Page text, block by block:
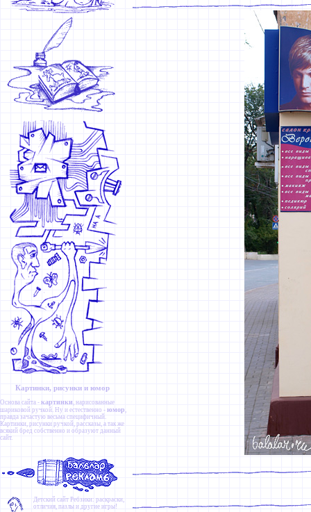
Картинки, рисунки и юмор
Основа сайта - картинки , нарисованные
шариковой ручкой. Ну и естественно - юмор ,
правда зачастую весьма специфичный.
Картинки, рисунки ручкой, рассказы, а так же
всякий бред собственно и образуют данный
сайт.
Детский сайт Ребзики: раскраски,
отличия, пазлы и другие игры!